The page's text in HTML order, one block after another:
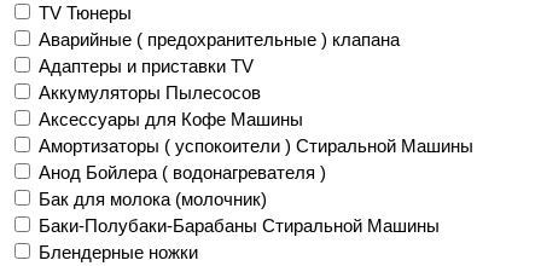
TV Тюнеры
Аварийные ( предохранительные ) клапана
Адаптеры и приставки TV
Аккумуляторы Пылесосов
Аксессуары для Кофе Машины
Амортизаторы ( успокоители ) Стиральной Машины
Анод Бойлера ( водонагревателя )
Бак для молока (молочник)
Баки-Полубаки-Барабаны Стиральной Машины
Блендерные ножки